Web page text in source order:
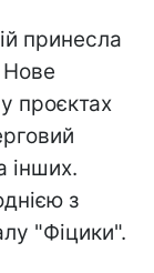
принесла
Нове
проєктах
інших.
з
"Фіцики".